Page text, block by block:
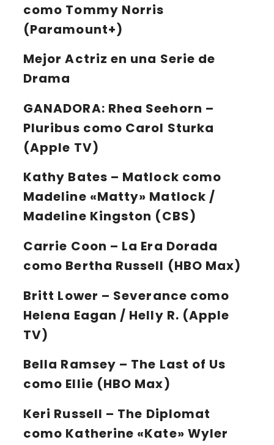
como Tommy Norris
(Paramount+)
Mejor Actriz en una Serie de
Drama
GANADORA: Rhea Seehorn –
Pluribus como Carol Sturka
(Apple TV)
Kathy Bates – Matlock como
Madeline «Matty» Matlock /
Madeline Kingston (CBS)
Carrie Coon – La Era Dorada
como Bertha Russell (HBO Max)
Britt Lower – Severance como
Helena Eagan / Helly R. (Apple
TV)
Bella Ramsey – The Last of Us
como Ellie (HBO Max)
Keri Russell – The Diplomat
como Katherine «Kate» Wyler